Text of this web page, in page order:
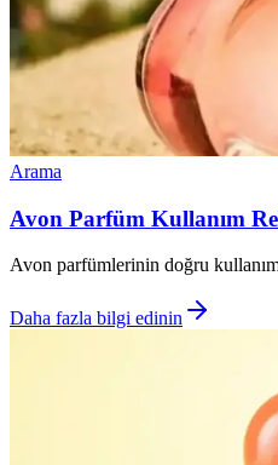
Arama
Avon Parfüm Kullanım
Avon parfümlerinin doğru
Daha fazla bilgi edinin